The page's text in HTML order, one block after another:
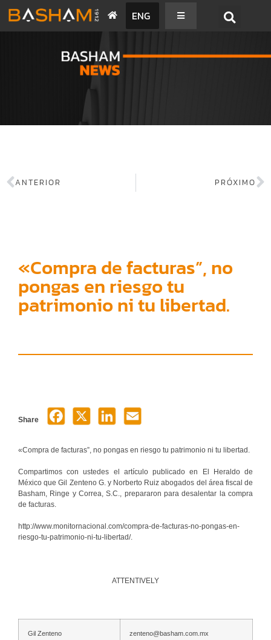
ENG
ANTERIOR PRÓXIMO
«Compra de facturas”, no
pongas en riesgo tu
patrimonio ni tu libertad.
Share
«Compra de facturas”, no pongas en riesgo tu patrimonio ni tu libertad.
Compartimos con ustedes el artículo publicado en El Heraldo de
México que Gil Zenteno G. y Norberto Ruiz abogados del área fiscal de
Basham, Ringe y Correa, S.C., prepararon para desalentar la compra
de facturas.
http://www.monitornacional.com/compra-de-facturas-no-pongas-en-
riesgo-tu-patrimonio-ni-tu-libertad/.
ATTENTIVELY
Gil Zenteno zenteno@basham.com.mx